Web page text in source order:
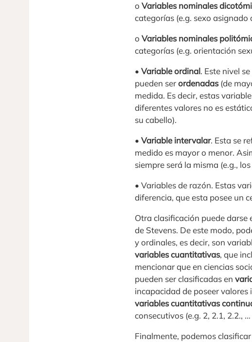
o Variables nominales
categorías (e.g. sexo asignado
o Variables nominales
categorías (e.g. orientación
• Variable ordinal. Este nivel
pueden serordenadas(de
medida. Es decir, estas
diferentes valores no es
su cabello).
• Variable intervalar. Esta se
medido es mayor o menor.
siempre será la misma (e.g.,
• Variables de razón. Estas
diferencia, que esta posee un
Otra clasificación puede
de Stevens. De este modo,
y ordinales, es decir, son
variables cuantitativas, que
mencionar que en ciencias
pueden ser clasificadas en
incapacidad de poseer
variables cuantitativas
consecutivos (e.g. 2, 2.1, 2.2., …
Finalmente, podemos